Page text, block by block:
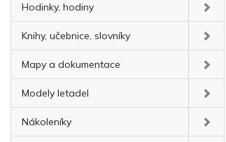
Hodinky, hodiny
Knihy, učebnice, slovníky
Mapy a dokumentace
Modely letadel
Nákoleníky